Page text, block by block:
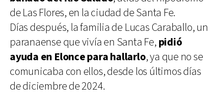
de Las Flores, en la ciudad de Santa Fe.
Días después, la familia de Lucas Caraballo, un
paranaense que vivía en Santa Fe, pidió
ayuda en Elonce para hallarlo, ya que no se
comunicaba con ellos, desde los últimos días
de diciembre de 2024.